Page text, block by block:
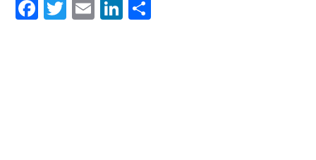
Facebook
Twitter Email LinkedIn